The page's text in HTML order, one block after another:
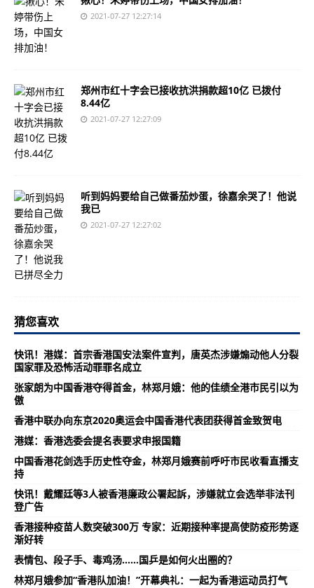
2021-07-27 12:27:14
郑州市红十字会已接收抗洪捐款超10亿 已拨付
8.44亿
2021-07-27 12:27:09
听到妈妈要给自己做番茄炒蛋，徐嘉余哭了！他说
我已
2021-07-27 12:27:02
猜您喜欢
快讯！港媒：首宗香港国安法案件宣判，唐英杰涉嫌煽动他人分裂
国家罪及恐怖活动罪罪名成立
张家朗为中国香港夺得首金，林郑月娥：他的佳绩全港市民引以为
傲
香港中联办向东京2020奥运会中国香港代表团获得首金致贺电
港媒：香港选委会提名表要求申报国籍
中国香港花剑选手历史性夺金，林郑月娥赛前呼吁市民收看直播支
持
快讯！戴耀廷等3人被香港廉政公署起訴，涉嫌就立会选举非法刊
登广告
香港接种疫苗人数突破300万 专家：近期接种率提高使防疫形势逐
渐好转
表情包、段子手、毒鸡汤……国乒是如何火出圈的？
林郑月娥参加“香港队加油！”开幕典礼：一起为香港运动员打气